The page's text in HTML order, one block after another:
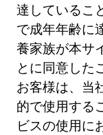
達しているこ
で成年年齢に
養家族が本サ
とに同意した
お客様は、当
的で使用する
ビスの使用に